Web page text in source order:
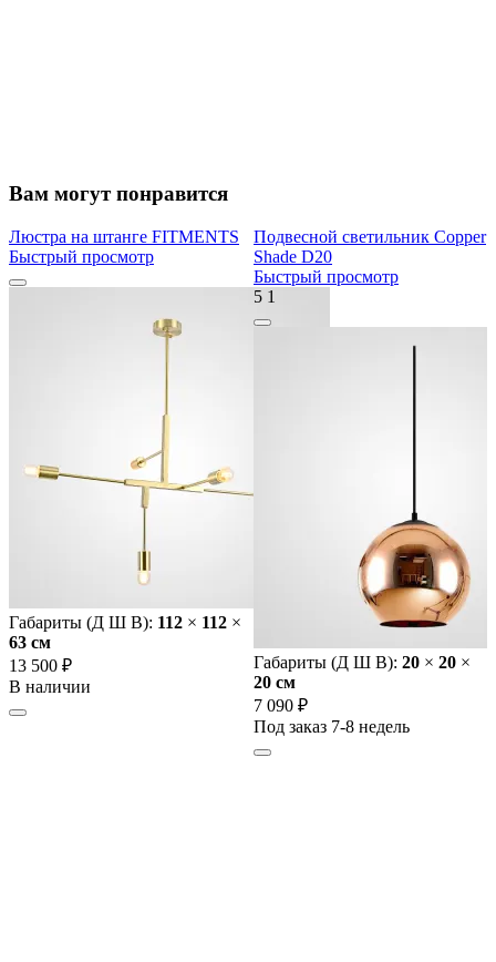
Вам могут понравится
Люстра на штанге FITMENTS
Быстрый просмотр
Габариты (Д Ш В): 112 × 112 ×
63 cм
13 500 ₽
В наличии
Подвесной светильник Copper
Shade D20
Быстрый просмотр
5 1
Габариты (Д Ш В): 20 × 20 ×
20 cм
7 090 ₽
Под заказ 7-8 недель